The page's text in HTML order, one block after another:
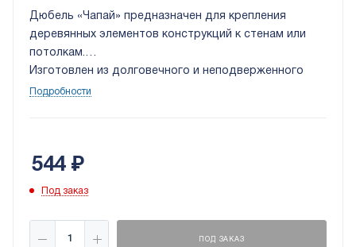
Дюбель «Чапай» предназначен для крепления
деревянных элементов конструкций к стенам или
потолкам.
Изготовлен из долговечного и неподверженного
коррозии полипропилена. Диаметр 12 мм. Длина 70
Подробности
544₽
Под заказ
ПОД ЗАКАЗ